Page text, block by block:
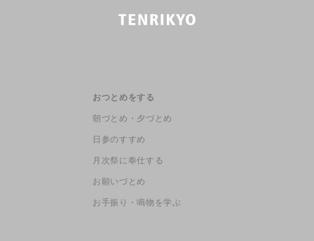
おつとめをする
朝づとめ・夕づとめ
日参のすすめ
月次祭に奉仕する
お願いづとめ
お手振り・鳴物を学ぶ